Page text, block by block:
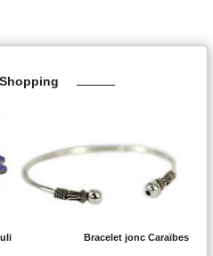
Bracelet jonc Caraïbes